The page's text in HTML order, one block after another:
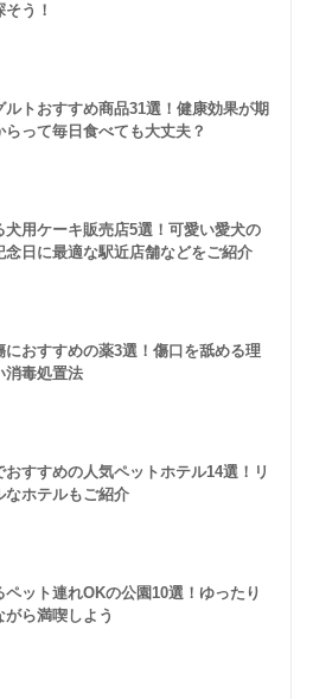
う！
ルトおすすめ商品31選！健康効果が期
らって毎日食べても大丈夫？
犬用ケーキ販売店5選！可愛い愛犬の
念日に最適な駅近店舗などをご紹介
におすすめの薬3選！傷口を舐める理
消毒処置法
おすすめの人気ペットホテル14選！リ
なホテルもご紹介
ペット連れOKの公園10選！ゆったり
がら満喫しよう